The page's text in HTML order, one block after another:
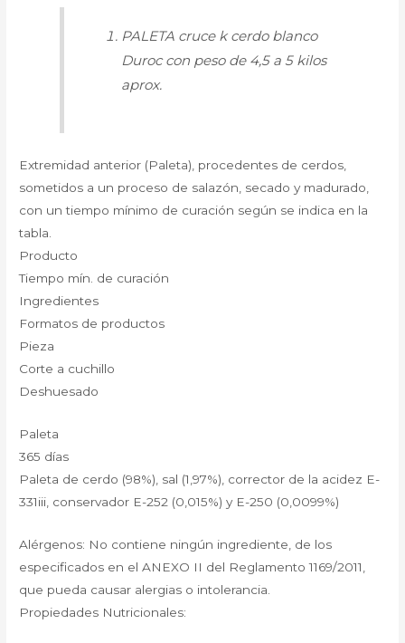
PALETA cruce k cerdo blanco
Duroc con peso de 4,5 a 5 kilos
aprox.
Extremidad anterior (Paleta), procedentes de cerdos,
sometidos a un proceso de salazón, secado y madurado,
con un tiempo mínimo de curación según se indica en la
tabla.
Producto
Tiempo mín. de curación
Ingredientes
Formatos de productos
Pieza
Corte a cuchillo
Deshuesado
Paleta
365 días
Paleta de cerdo (98%), sal (1,97%), corrector de la acidez E-
331iii, conservador E-252 (0,015%) y E-250 (0,0099%)
Alérgenos: No contiene ningún ingrediente, de los
especificados en el ANEXO II del Reglamento 1169/2011,
que pueda causar alergias o intolerancia.
Propiedades Nutricionales: